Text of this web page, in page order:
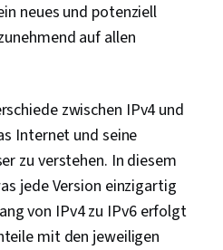
neues und potenziell
auf allen
zwischen IPv4 und
Internet und seine
zu verstehen. In diesem
jede Version einzigartig
von IPv4 zu IPv6 erfolgt
mit den jeweiligen